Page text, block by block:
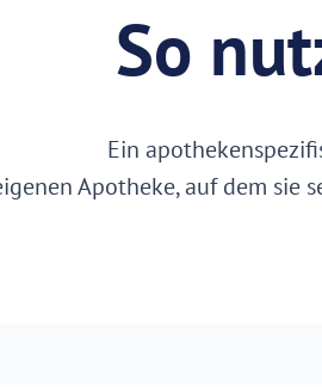
So
Ein
Apotheke, auf dem sie